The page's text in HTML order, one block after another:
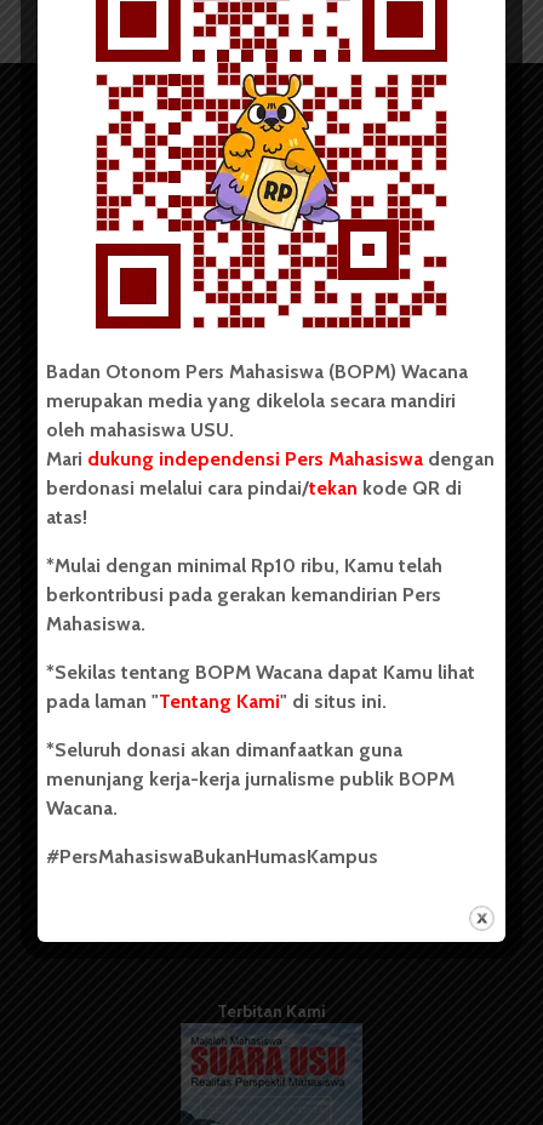
Copyright © 2023. All rights reserved BOPM WACANA.
Badan Otonom Pers Mahasiswa (BOPM) Wacana merupakan
pers mahasiswa yang berdiri di luar kampus dan dikelola
secara mandiri oleh mahasiswa Universitas Sumatera Utara
(USU). Sebelumnya BOPM Wacana merupakan salah satu
Unit Kegiatan Mahasiswa (UKM) di Universitas Sumatera
berdiri pada 1 Juli 1995.
Kontribusi
Info Iklan
Pedoman Media Siber
Kode Etik Jurnalistik
Terbitan Kami
Badan Otonom Pers Mahasiswa (BOPM) Wacana
merupakan media yang dikelola secara mandiri
oleh mahasiswa USU.
Mari dukung independensi Pers Mahasiswa dengan
berdonasi melalui cara pindai/tekan kode QR di
atas!
*Mulai dengan minimal Rp10 ribu, Kamu telah
berkontribusi pada gerakan kemandirian Pers
Mahasiswa.
*Sekilas tentang BOPM Wacana dapat Kamu lihat
pada laman "Tentang Kami" di situs ini.
*Seluruh donasi akan dimanfaatkan guna
menunjang kerja-kerja jurnalisme publik BOPM
Wacana.
#PersMahasiswaBukanHumasKampus